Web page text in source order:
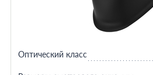
Оптический класс